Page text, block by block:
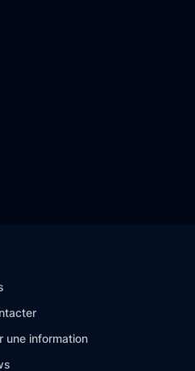
une information